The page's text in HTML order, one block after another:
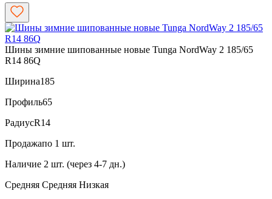
Шины зимние шипованные новые Tunga NordWay 2 185/65
R14 86Q
Ширина185
Профиль65
РадиусR14
Продажапо 1 шт.
Наличие 2 шт. (через 4-7 дн.)
Средняя Средняя Низкая